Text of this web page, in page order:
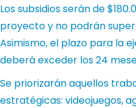
Los subsidios serán de
proyecto y no podrán
Asimismo, el plazo para la
deberá exceder los 24
Se priorizarán aquellos
estratégicas: videojuegos,